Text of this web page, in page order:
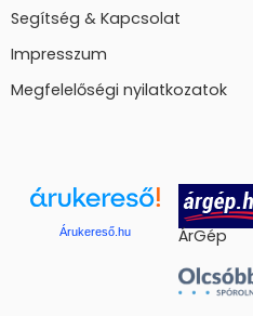
Segítség & Kapcsolat
Impresszum
Megfelelőségi nyilatkozatok
Árukereső.hu ÁrGép